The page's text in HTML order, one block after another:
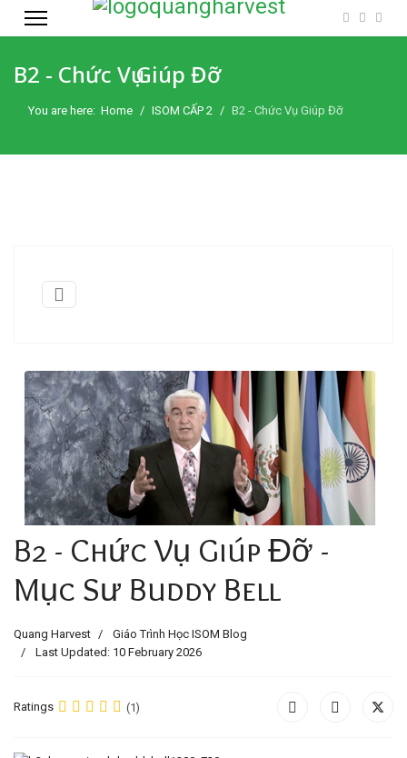
B2 - Chức Vụ Giúp Đỡ
You are here: Home ISOM CẤP 2 B2 - Chức Vụ Giúp Đỡ
B2 - Chức Vụ Giúp Đỡ -
Mục Sư Buddy Bell
Quang Harvest
Giáo Trình Học ISOM Blog
Last Updated: 10 February 2026
Ratings (1)